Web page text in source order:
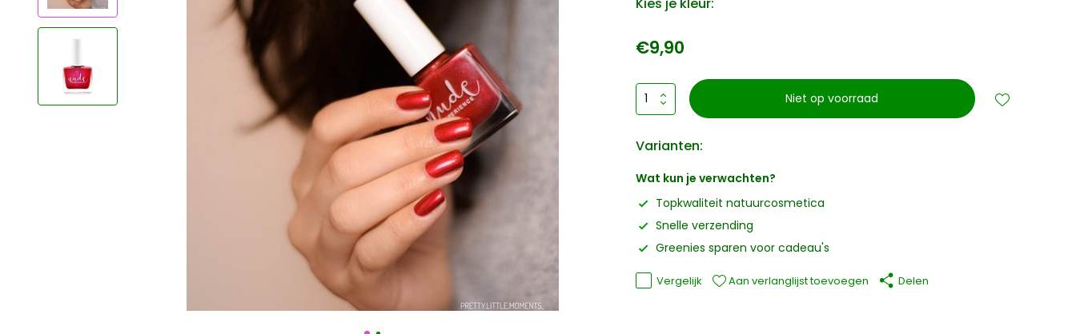
€9,90
Niet op voorraad
Varianten:
Wat kun je verwachten?
Topkwaliteit natuurcosmetica
Snelle verzending
Greenies sparen voor cadeau's
Vergelijk Aan verlanglijst toevoegen Delen